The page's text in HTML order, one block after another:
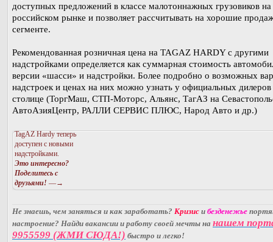
доступных предложений в классе малотоннажных грузовиков на
российском рынке и позволяет рассчитывать на хорошие
сегменте.
Рекомендованная розничная цена на TAGAZ HARDY с другими
надстройками определяется как суммарная стоимость
версии «шасси» и надстройки. Более подробно о возможных
надстроек и ценах на них можно узнать у официальных
столице (ТоргМаш, СТП-Моторс, Альянс, ТагАЗ на
АвтоАзияЦентр, РАЛЛИ СЕРВИС ПЛЮС, Народ Авто и др.)
TagAZ Hardy теперь
доступен с новыми
надстройками.
Это интересно?
Поделитесь с
друзьями! —→
Не знаешь, чем заняться и как заработать? Кризис и безденежье
настроение? Найди вакансии и работу своей мечты на нашем
9955599 (ЖМИ СЮДА!) быстро и легко!